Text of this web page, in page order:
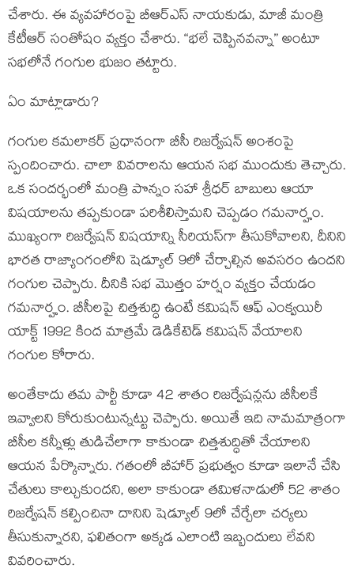
చేశారు. ఈ వ్యవహారంపై బీఆర్‌ఎస్ నాయకుడు, మాజీ మంత్రి
కేటీఆర్ సంతోషం వ్యక్తం చేశారు. “భలే చెప్పినవన్నా” అంటూ
సభలోనే గంగుల భుజం తట్టారు.
ఏం మాట్లాడారు?
గంగుల కమలాకర్ ప్రధానంగా బీసీ రిజర్వేషన్ అంశంపై
స్పందించారు. చాలా వివరాలను ఆయన సభ ముందుకు తెచ్చారు.
ఒక సందర్భంలో మంత్రి పొన్నం సహా శ్రీధర్ బాబులు ఆయా
విషయాలను తప్పకుండా పరిశీలిస్తామని చెప్పడం గమనార్హం.
ముఖ్యంగా రిజర్వేషన్ విషయాన్ని సీరియస్‌గా తీసుకోవాలని, దీనిని
భారత రాజ్యాంగంలోని షెడ్యూల్ 9లో చేర్చాల్సిన అవసరం ఉందని
గంగుల చెప్పారు. దీనికి సభ మొత్తం హర్షం వ్యక్తం చేయడం
గమనార్హం. బీసీలపై చిత్తశుద్ధి ఉంటే కమిషన్ ఆఫ్ ఎంక్వయిరీ
యాక్ట్ 1992 కింద మాత్రమే డెడికేటెడ్ కమిషన్ వేయాలని
గంగుల కోరారు.
అంతేకాదు తమ పార్టీ కూడా 42 శాతం రిజర్వేషన్లను బీసీలకే
ఇవ్వాలని కోరుకుంటున్నట్టు చెప్పారు. అయితే ఇది నామమాత్రంగా
బీసీల కన్నీళ్లు తుడిచేలాగా కాకుండా చిత్తశుద్ధితో చేయాలని
ఆయన పేర్కొన్నారు. గతంలో బీహార్ ప్రభుత్వం కూడా ఇలానే చేసి
చేతులు కాల్చుకుందని, అలా కాకుండా తమిళనాడులో 52 శాతం
రిజర్వేషన్ కల్పించినా దానిని షెడ్యూల్ 9లో చేర్చేలా చర్యలు
తీసుకున్నారని, ఫలితంగా అక్కడ ఎలాంటి ఇబ్బందులు లేవని
వివరించారు.